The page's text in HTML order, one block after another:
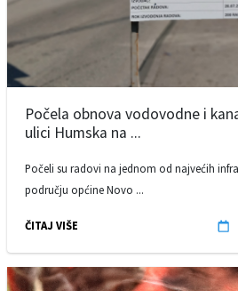
Počela obnova vodovodne i
ulici Humska na ...
Počeli su radovi na jednom od najvećih
području općine Novo ...
ČITAJ VIŠE